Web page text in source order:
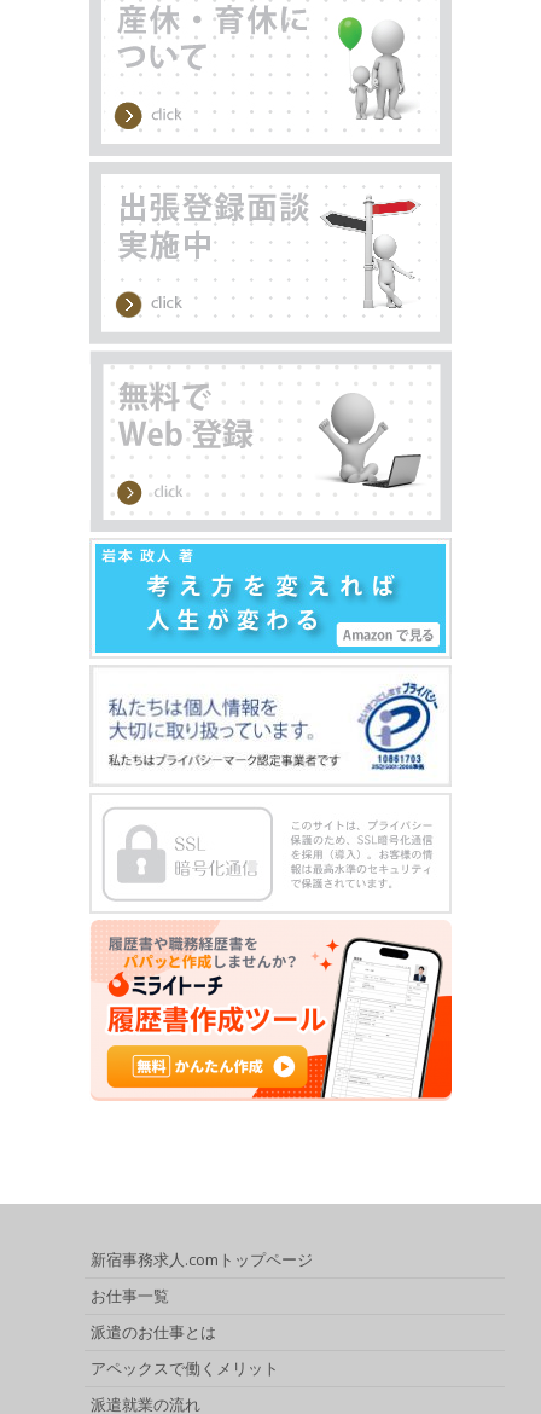
新宿事務求人.comトップページ
お仕事一覧
派遣のお仕事とは
アペックスで働くメリット
派遣就業の流れ